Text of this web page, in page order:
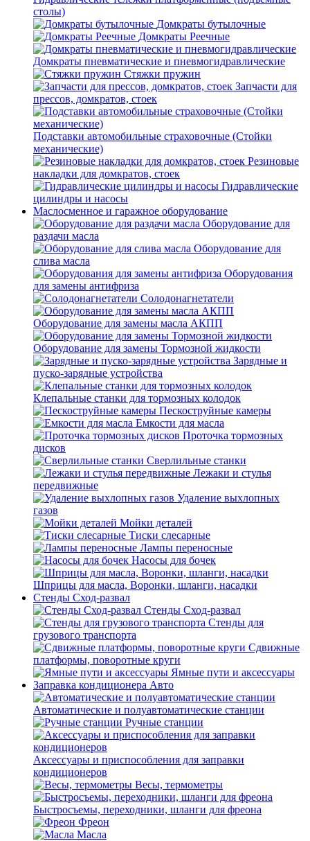
столы)
Домкраты бутылочные
Домкраты Реечные
Домкраты пневматические и пневмогидравлические
Стяжки пружин
Запчасти для
прессов, домкратов, стоек
Подставки автомобильные страховочные (Стойки
механические)
Резиновые
накладки для домкратов, стоек
Гидравлические
цилиндры и насосы
Маслосменное и гаражное оборудование
Оборудование для
раздачи масла
Оборудование для
слива масла
Оборудования
для замены антифриза
Солодонагнетатели
Оборудование для замены масла АКПП
Оборудование для замены Тормозной жидкости
Зарядные и
пуско-зарядные устройства
Клепальные станки для тормозных колодок
Пескоструйные камеры
Емкости для масла
Проточка тормозных
дисков
Сверлильные станки
Лежаки и стулья
передвижные
Удаление выхлопных
газов
Мойки деталей
Тиски слесарные
Лампы переносные
Насосы для бочек
Шприцы для масла, Воронки, шланги, насадки
Стенды Сход-развал
Стенды Сход-развал
Стенды для
грузового транспорта
Сдвижные
платформы, поворотные круги
Ямные пути и аксессуары
Заправка кондиционера Авто
Автоматические и полуавтоматические станции
Ручные станции
Аксессуары и приспособления для заправки
кондиционеров
Весы, термометры
Быстросъемы, переходники, шланги для фреона
Фреон
Масла